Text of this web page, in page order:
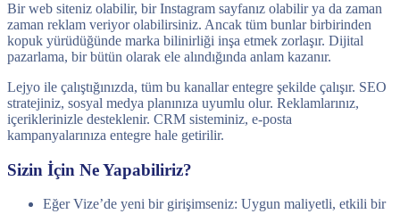
Bir web siteniz olabilir, bir Instagram sayfanız olabilir ya da zaman
zaman reklam veriyor olabilirsiniz. Ancak tüm bunlar birbirinden
kopuk yürüdüğünde marka bilinirliği inşa etmek zorlaşır. Dijital
pazarlama, bir bütün olarak ele alındığında anlam kazanır.
Lejyo ile çalıştığınızda, tüm bu kanallar entegre şekilde çalışır. SEO
stratejiniz, sosyal medya planınıza uyumlu olur. Reklamlarınız,
içeriklerinizle desteklenir. CRM sisteminiz, e-posta
kampanyalarınıza entegre hale getirilir.
Sizin İçin Ne Yapabiliriz?
Eğer Vize’de yeni bir girişimseniz: Uygun maliyetli, etkili bir